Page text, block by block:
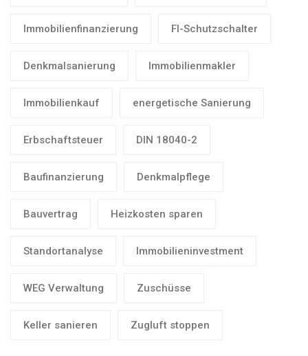
Immobilienfinanzierung FI-Schutzschalter
Denkmalsanierung Immobilienmakler
Immobilienkauf energetische Sanierung
Erbschaftsteuer DIN 18040-2
Baufinanzierung Denkmalpflege
Bauvertrag Heizkosten sparen
Standortanalyse Immobilieninvestment
WEG Verwaltung Zuschüsse
Keller sanieren Zugluft stoppen